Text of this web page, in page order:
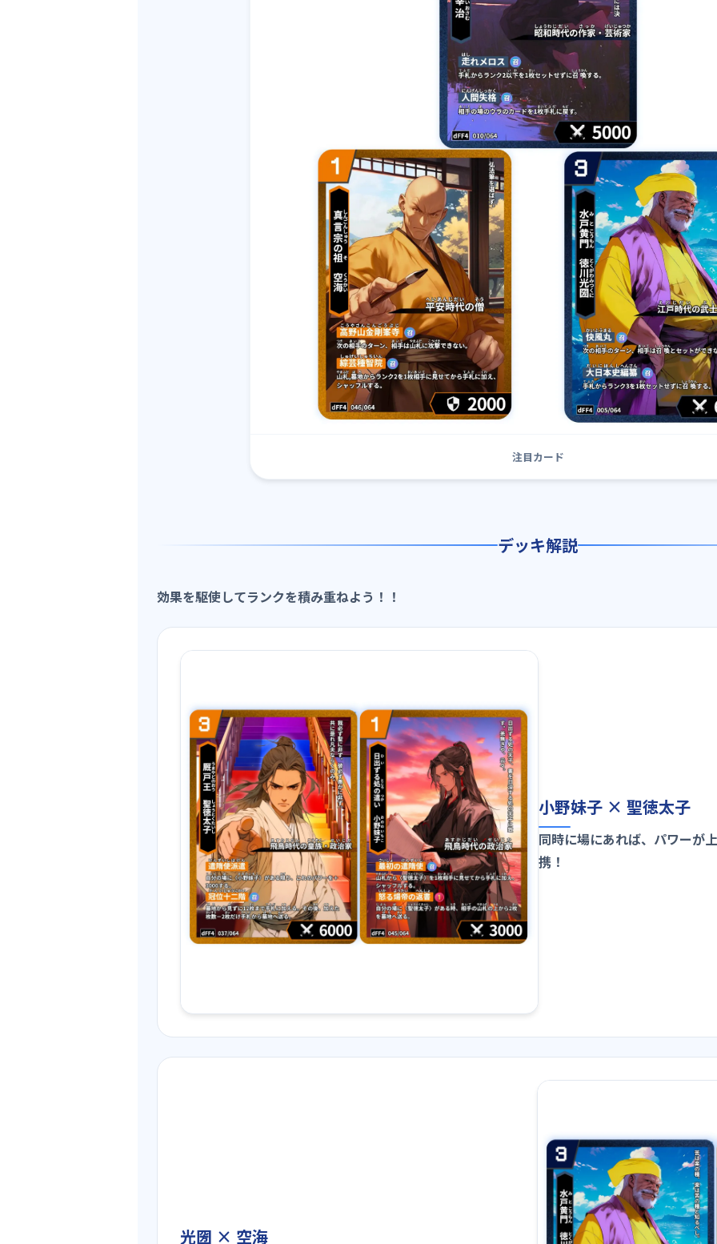
注目カード
デッキ解説
効果を駆使してランクを積み重ねよう！！
小野妹子 × 聖徳太子
同時に場にあれば、パワーが
携！
光圀 × 空海